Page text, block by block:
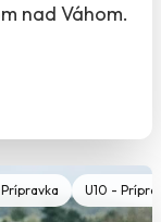
nad Váhom.
Prípravka U10 -